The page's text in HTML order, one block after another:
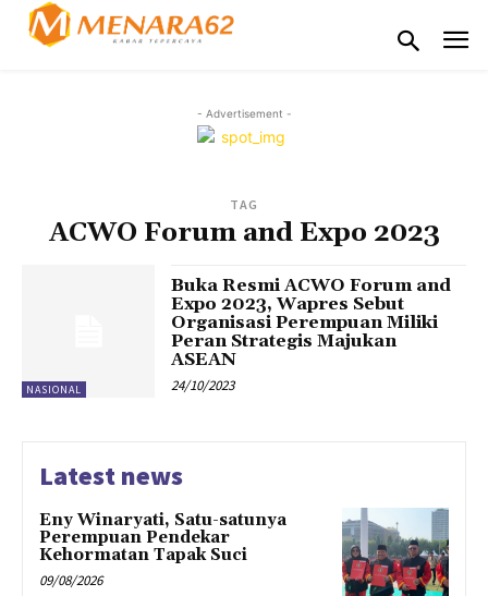
- Advertisement -
TAG
ACWO Forum and Expo 2023
NASIONAL
Buka Resmi ACWO Forum and
Expo 2023, Wapres Sebut
Organisasi Perempuan Miliki
Peran Strategis Majukan
ASEAN
24/10/2023
Latest news
Eny Winaryati, Satu-satunya
Perempuan Pendekar
Kehormatan Tapak Suci
09/08/2026